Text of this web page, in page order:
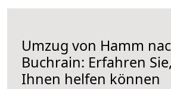
Umzug von Hamm
Buchrain: Erfahren
Ihnen helfen können